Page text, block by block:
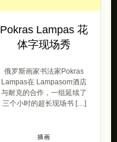
Pokras Lampas 花
体字现场秀
俄罗斯画家书法家Pokras
Lampas在 Lampasom酒店
与耐克的合作，一组延续了
三个小时的超长现场书 […]
插画